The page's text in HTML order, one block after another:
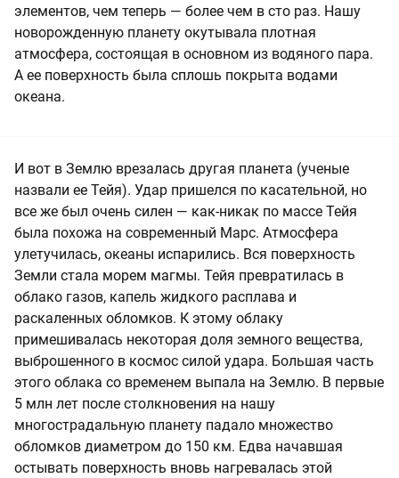
элементов, чем теперь — более чем в сто раз. Нашу
новорожденную планету окутывала плотная
атмосфера, состоящая в основном из водяного пара.
А ее поверхность была сплошь покрыта водами
океана.
И вот в Землю врезалась другая планета (ученые
назвали ее Тейя). Удар пришелся по касательной, но
все же был очень силен — как-никак по массе Тейя
была похожа на современный Марс. Атмосфера
улетучилась, океаны испарились. Вся поверхность
Земли стала морем магмы. Тейя превратилась в
облако газов, капель жидкого расплава и
раскаленных обломков. К этому облаку
примешивалась некоторая доля земного вещества,
выброшенного в космос силой удара. Большая часть
этого облака со временем выпала на Землю. В первые
5 млн лет после столкновения на нашу
многострадальную планету падало множество
обломков диаметром до 150 км. Едва начавшая
остывать поверхность вновь нагревалась этой